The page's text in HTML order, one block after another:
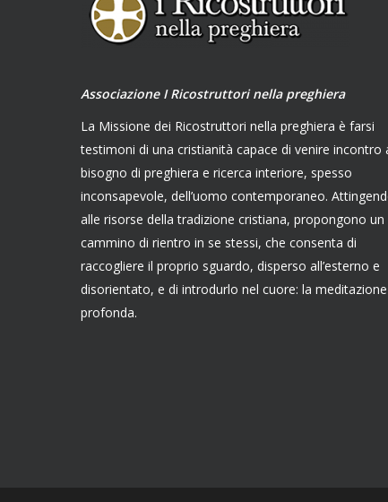
Associazione I Ricostruttori nella preghiera
La Missione dei Ricostruttori nella preghiera è farsi
testimoni di una cristianità capace di venire incontro
bisogno di preghiera e ricerca interiore, spesso
inconsapevole, dell’uomo contemporaneo.
alle risorse della tradizione cristiana, propongono un
cammino di rientro in se stessi, che consenta di
raccogliere il proprio sguardo, disperso all’esterno e
disorientato, e di introdurlo nel cuore: la meditazione
profonda.